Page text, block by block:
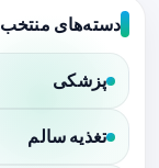
دسته‌های منتخب
پزشکی
تغذیه سالم